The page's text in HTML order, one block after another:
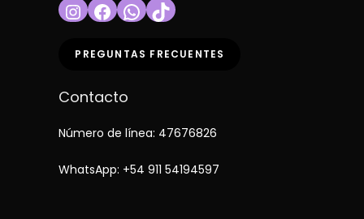
InstagramFacebookWhatsApp
TikTok
PREGUNTAS FRECUENTES
Contacto
Número de línea: 47676826
WhatsApp: +54 911 54194597